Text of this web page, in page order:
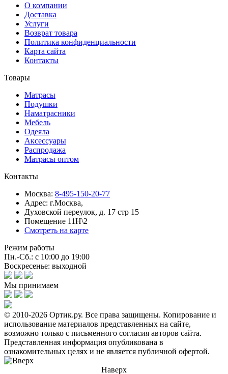
О компании
Доставка
Услуги
Возврат товара
Политика конфиденциальности
Карта сайта
Контакты
Товары
Матрасы
Подушки
Наматрасники
Мебель
Одеяла
Аксессуары
Распродажа
Матрасы оптом
Контакты
Москва: 8-495-150-20-77
Адрес: г.Москва,
Духовской переулок, д. 17 стр 15
Помещение 11Н\2
Смотреть на карте
Режим работы
Пн.-Сб.: с 10:00 до 19:00
Воскресенье: выходной
Мы принимаем
© 2010-2026 Ортик.ру. Все права защищены. Копирование и
использование материалов представленных на сайте,
возможно только с письменного согласия авторов сайта.
Представленная информация опубликована в
ознакомительных целях и не является публичной офертой.
Наверх